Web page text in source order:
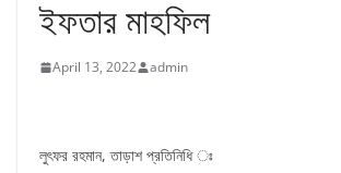
ইফতার মাহফিল
April 13, 2022 admin
লুৎফর রহমান, তাড়াশ প্রতিনিধি ঃ